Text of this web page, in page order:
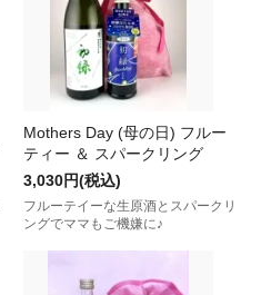
Mothers Day (母の日) フルー
ティー ＆ スパークリング
3,030円(税込)
フルーテイーな生原酒とスパークリ
ングでママもご機嫌に♪